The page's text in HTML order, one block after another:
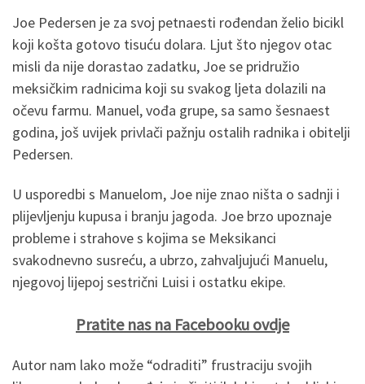
Joe Pedersen je za svoj petnaesti rođendan želio bicikl
koji košta gotovo tisuću dolara. Ljut što njegov otac
misli da nije dorastao zadatku, Joe se pridružio
meksičkim radnicima koji su svakog ljeta dolazili na
očevu farmu. Manuel, vođa grupe, sa samo šesnaest
godina, još uvijek privlači pažnju ostalih radnika i obitelji
Pedersen.
U usporedbi s Manuelom, Joe nije znao ništa o sadnji i
plijevljenju kupusa i branju jagoda. Joe brzo upoznaje
probleme i strahove s kojima se Meksikanci
svakodnevno susreću, a ubrzo, zahvaljujući Manuelu,
njegovoj lijepoj sestrični Luisi i ostatku ekipe.
Pratite nas na Facebooku ovdje
Autor nam lako može “odraditi” frustraciju svojih